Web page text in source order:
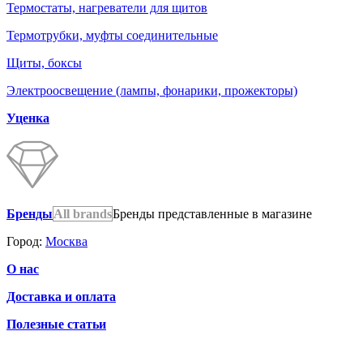
Термостаты, нагреватели для щитов
Термотрубки, муфты соединительные
Щиты, боксы
Электроосвещение (лампы, фонарики, прожекторы)
Уценка
БрендыAll brandsБренды представленные в магазине
Город: Москва
О нас
Доставка и оплата
Полезные статьи